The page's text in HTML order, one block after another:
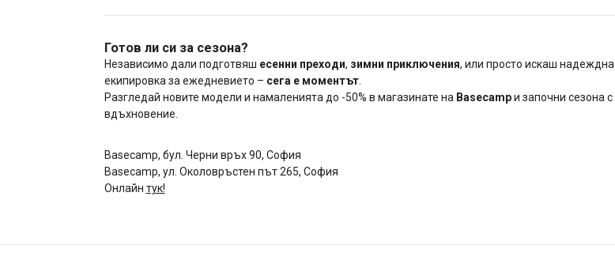
Готов ли си за сезона?
Независимо дали подготвяш есенни преходи, зимни приключения, или просто искаш надеждна
екипировка за ежедневието – сега е моментът.
Разгледай новите модели и намаленията до -50% в магазинате на Basecampи започни сезона с
вдъхновение.
Basecamp, бул. Черни връх 90, София
Basecamp, ул. Околовръстен път 265, София
Онлайн тук!